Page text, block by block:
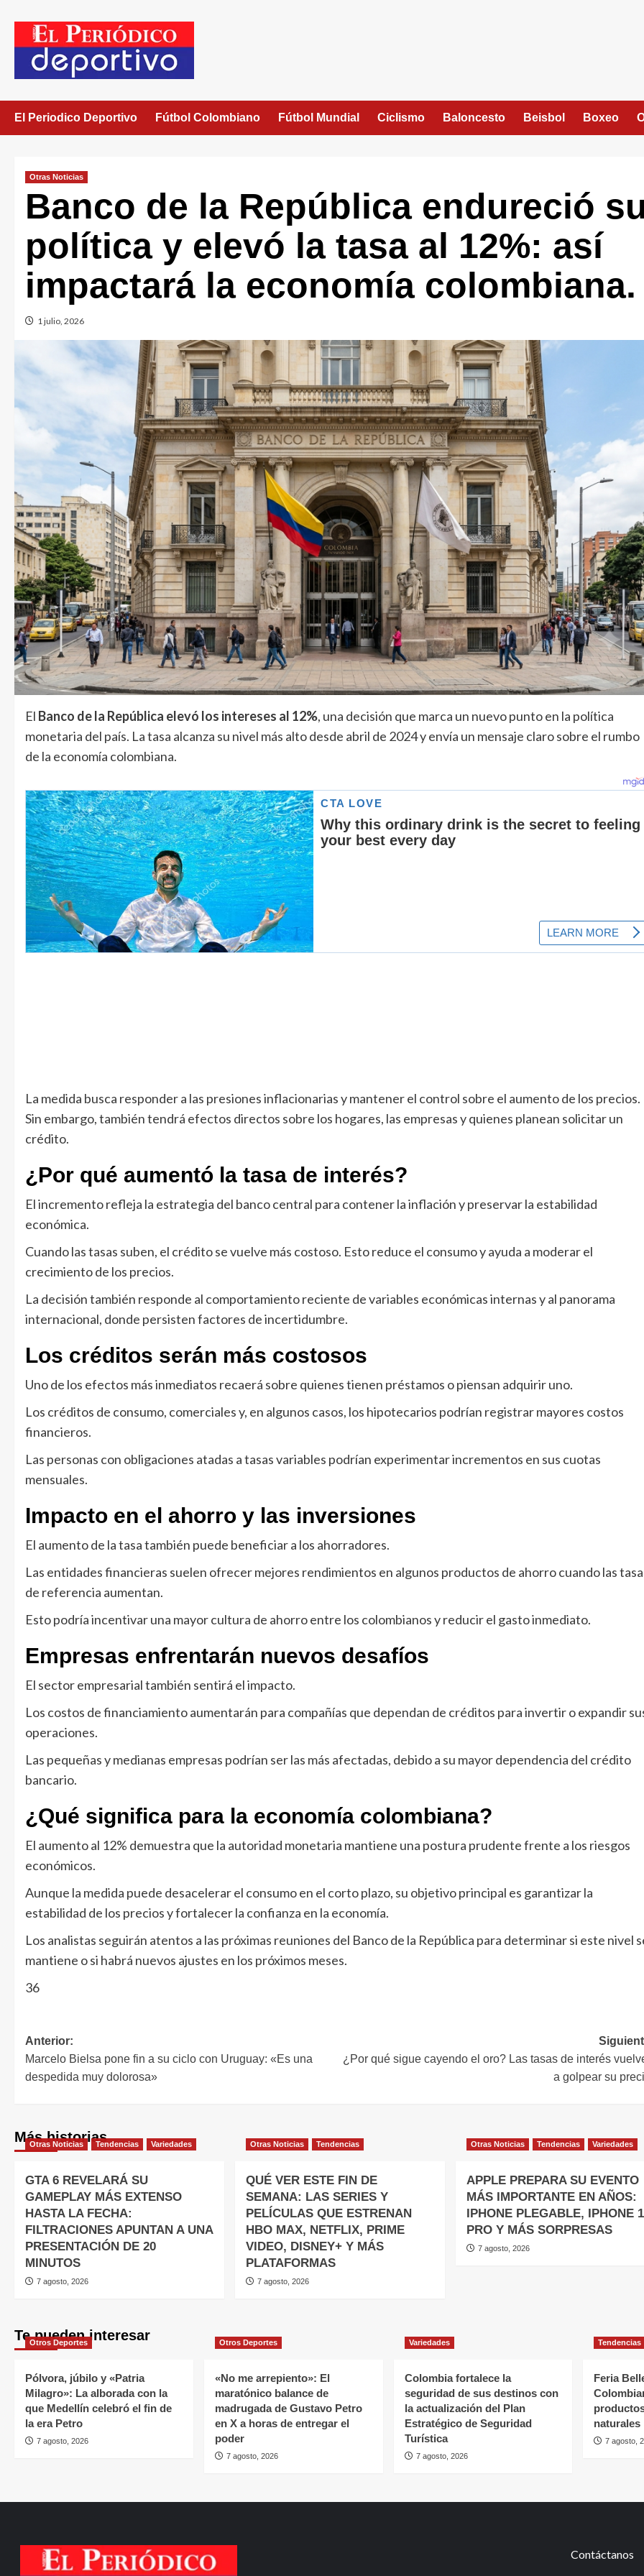
El Periodico Deportivo Fútbol Colombiano Fútbol Mundial Ciclismo Baloncesto Beisbol Boxeo
Otras Noticias
Banco de la República endureció
política y elevó la tasa al 12%: así
impactará la economía colombiana.
1 julio, 2026
El Banco de la República elevó los intereses al 12%, una decisión que marca un nuevo punto en la política
monetaria del país. La tasa alcanza su nivel más alto desde abril de 2024 y envía un mensaje claro sobre el rumbo
de la economía colombiana.
La medida busca responder a las presiones inflacionarias y mantener el control sobre el aumento de los precios.
Sin embargo, también tendrá efectos directos sobre los hogares, las empresas y quienes planean solicitar un
crédito.
¿Por qué aumentó la tasa de interés?
El incremento refleja la estrategia del banco central para contener la inflación y preservar la estabilidad
económica.
Cuando las tasas suben, el crédito se vuelve más costoso. Esto reduce el consumo y ayuda a moderar el
crecimiento de los precios.
La decisión también responde al comportamiento reciente de variables económicas internas y al panorama
internacional, donde persisten factores de incertidumbre.
Los créditos serán más costosos
Uno de los efectos más inmediatos recaerá sobre quienes tienen préstamos o piensan adquirir uno.
Los créditos de consumo, comerciales y, en algunos casos, los hipotecarios podrían registrar mayores costos
financieros.
Las personas con obligaciones atadas a tasas variables podrían experimentar incrementos en sus cuotas
mensuales.
Impacto en el ahorro y las inversiones
El aumento de la tasa también puede beneficiar a los ahorradores.
Las entidades financieras suelen ofrecer mejores rendimientos en algunos productos de ahorro cuando las
de referencia aumentan.
Esto podría incentivar una mayor cultura de ahorro entre los colombianos y reducir el gasto inmediato.
Empresas enfrentarán nuevos desafíos
El sector empresarial también sentirá el impacto.
Los costos de financiamiento aumentarán para compañías que dependan de créditos para invertir o expandir
operaciones.
Las pequeñas y medianas empresas podrían ser las más afectadas, debido a su mayor dependencia del crédito
bancario.
¿Qué significa para la economía colombiana?
El aumento al 12% demuestra que la autoridad monetaria mantiene una postura prudente frente a los riesgos
económicos.
Aunque la medida puede desacelerar el consumo en el corto plazo, su objetivo principal es garantizar la
estabilidad de los precios y fortalecer la confianza en la economía.
Los analistas seguirán atentos a las próximas reuniones del Banco de la República para determinar si este nivel
mantiene o si habrá nuevos ajustes en los próximos meses.
36
Anterior:
Marcelo Bielsa pone fin a su ciclo con Uruguay: «Es una
despedida muy dolorosa»
¿Por qué sigue cayendo el oro? Las tasas de interés
a golpear su
Más historias
Otras Noticias Tendencias Variedades
GTA 6 REVELARÁ SU
GAMEPLAY MÁS EXTENSO
HASTA LA FECHA:
FILTRACIONES APUNTAN A UNA
PRESENTACIÓN DE 20
MINUTOS
7 agosto, 2026
Otras Noticias Tendencias
QUÉ VER ESTE FIN DE
SEMANA: LAS SERIES Y
PELÍCULAS QUE ESTRENAN
HBO MAX, NETFLIX, PRIME
VIDEO, DISNEY+ Y MÁS
PLATAFORMAS
7 agosto, 2026
Otras Noticias Tendencias Variedades
APPLE PREPARA SU EVENTO
MÁS IMPORTANTE EN AÑOS:
IPHONE PLEGABLE, IPHONE
PRO Y MÁS SORPRESAS
7 agosto, 2026
Te pueden interesar
Otros Deportes
Pólvora, júbilo y «Patria
Milagro»: La alborada con la
que Medellín celebró el fin de
la era Petro
7 agosto, 2026
Otros Deportes
«No me arrepiento»: El
maratónico balance de
madrugada de Gustavo Petro
en X a horas de entregar el
poder
7 agosto, 2026
Variedades
Colombia fortalece la
seguridad de sus destinos con
la actualización del Plan
Estratégico de Seguridad
Turística
7 agosto, 2026
Tendencias
Feria
naturales
7 agosto,
Contáctanos